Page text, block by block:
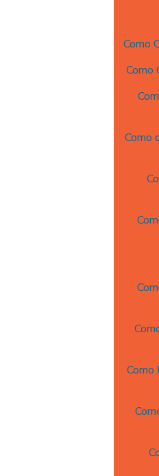
Como
Como
Como